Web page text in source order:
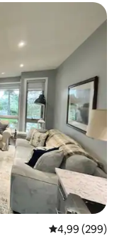
4,99 av 5 i
4,99 (299)